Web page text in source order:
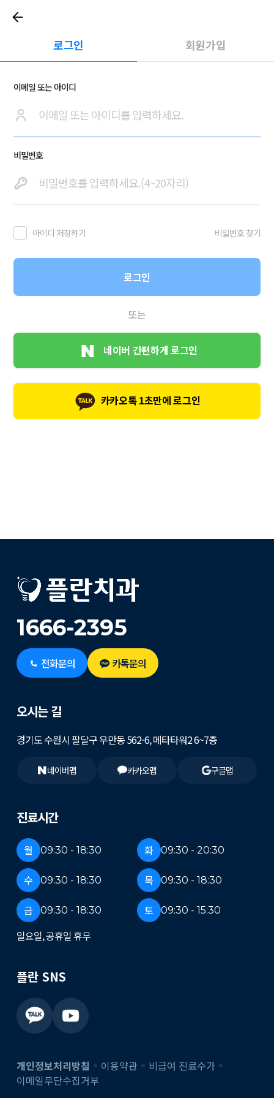
로그인 회원가입
이메일 또는 아이디
비밀번호
아이디 저장하기 비밀번호 찾기
로그인
또는
네이버 간편하게 로그인
카카오톡 1초만에 로그인
1666-2395
전화문의 카톡문의
진료시간
월 09:30 - 18:30 화 09:30 - 20:30
수 09:30 - 18:30 목 09:30 - 18:30
금 09:30 - 18:30 토 09:30 - 15:30
일요일, 공휴일 휴무
오시는 길
경기도 수원시 팔달구 우만동 562-6, 메타타워2 6~7층
네이버맵 카카오맵 구글맵
플란 SNS
개인정보처리방침 이용약관
비급여 진료수가
이메일무단수집거부